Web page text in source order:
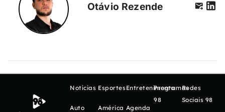
Otávio Rezende
Notícias
Auto
Esportes
América
Entretenimento
Agenda
Programas
98
Redes
Sociais 98